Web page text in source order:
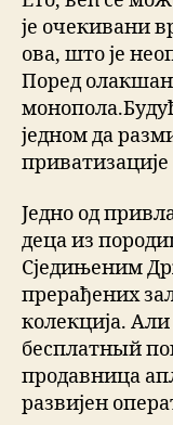
је очекивани
ова, што је
Поред
једном да
приватизације
Једно од
деца из
Сједињеним
прерађених
колекција.
бесплатный
продавница
развијен